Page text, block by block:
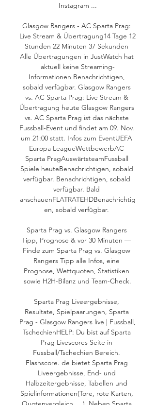
Instagram ...
Glasgow Rangers - AC Sparta Prag:
Live Stream & Übertragung14 Tage 12
Stunden 22 Minuten 37 Sekunden
Alle Übertragungen in JustWatch hat
aktuell keine Streaming-
Informationen Benachrichtigen,
sobald verfügbar. Glasgow Rangers
vs. AC Sparta Prag: Live Stream &
Übertragung heute Glasgow Rangers
vs. AC Sparta Prag ist das nächste
Fussball-Event und findet am 09. Nov.
um 21:00 statt. Infos zum EventUEFA
Europa LeagueWettbewerbAC
Sparta PragAuswärtsteamFussball
Spiele heuteBenachrichtigen, sobald
verfügbar. Benachrichtigen, sobald
verfügbar. Bald
anschauenFLATRATEHDBenachrichtig
en, sobald verfügbar.
Sparta Prag vs. Glasgow Rangers
Tipp, Prognose & vor 30 Minuten —
Finde zum Sparta Prag vs. Glasgow
Rangers Tipp alle Infos, eine
Prognose, Wettquoten, Statistiken
sowie H2H-Bilanz und Team-Check.
Sparta Prag Liveergebnisse,
Resultate, Spielpaarungen, Sparta
Prag - Glasgow Rangers live | Fussball,
TschechienHELP: Du bist auf Sparta
Prag Livescores Seite in
Fussball/Tschechien Bereich.
Flashscore. de bietet Sparta Prag
Liveergebnisse, End- und
Halbzeitergebnisse, Tabellen und
Spielinformationen(Tore, rote Karten,